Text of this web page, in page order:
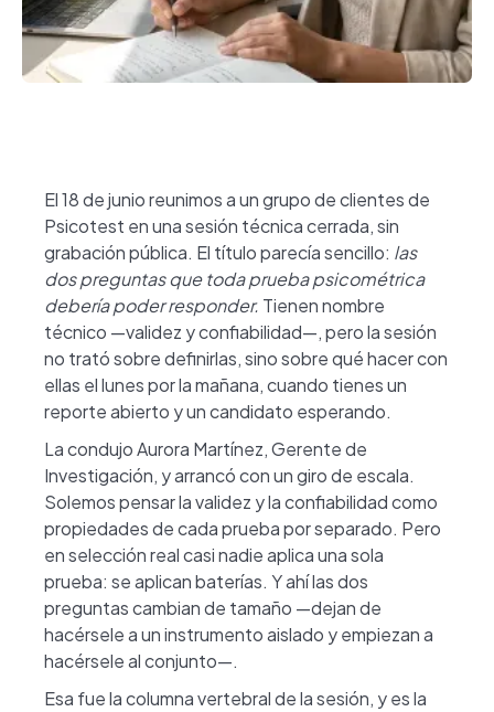
El 18 de junio reunimos a un grupo de clientes de
Psicotest en una sesión técnica cerrada, sin
grabación pública. El título parecía sencillo: las
dos preguntas que toda prueba psicométrica
debería poder responder. Tienen nombre
técnico —validez y confiabilidad—, pero la sesión
no trató sobre definirlas, sino sobre qué hacer con
ellas el lunes por la mañana, cuando tienes un
reporte abierto y un candidato esperando.
La condujo Aurora Martínez, Gerente de
Investigación, y arrancó con un giro de escala.
Solemos pensar la validez y la confiabilidad como
propiedades de cada prueba por separado. Pero
en selección real casi nadie aplica una sola
prueba: se aplican baterías. Y ahí las dos
preguntas cambian de tamaño —dejan de
hacérsele a un instrumento aislado y empiezan a
hacérsele al conjunto—.
Esa fue la columna vertebral de la sesión, y es la